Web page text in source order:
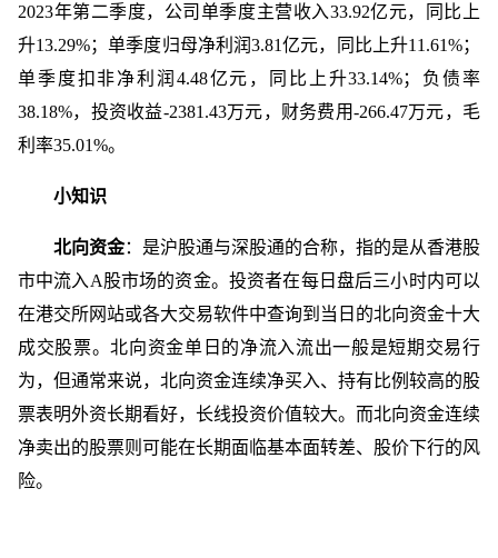
2023年第二季度，公司单季度主营收入33.92亿元，同比上
升13.29%；单季度归母净利润3.81亿元，同比上升11.61%；
单季度扣非净利润4.48亿元，同比上升33.14%；负债率
38.18%，投资收益-2381.43万元，财务费用-266.47万元，毛
利率35.01%。
小知识
北向资金：是沪股通与深股通的合称，指的是从香港股
市中流入A股市场的资金。投资者在每日盘后三小时内可以
在港交所网站或各大交易软件中查询到当日的北向资金十大
成交股票。北向资金单日的净流入流出一般是短期交易行
为，但通常来说，北向资金连续净买入、持有比例较高的股
票表明外资长期看好，长线投资价值较大。而北向资金连续
净卖出的股票则可能在长期面临基本面转差、股价下行的风
险。